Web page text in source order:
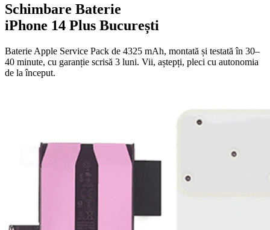
Schimbare Baterie
iPhone 14 Plus București
Baterie Apple Service Pack de 4325 mAh, montată și testată în 30–
40 minute, cu garanție scrisă 3 luni. Vii, aștepți, pleci cu autonomia
de la început.